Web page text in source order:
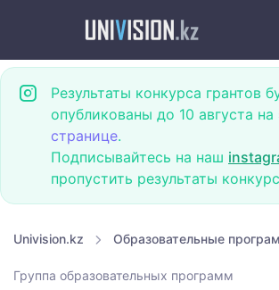
Результаты конкурса грантов
опубликованы до 10 августа на
странице.
Подписывайтесь на наш
пропустить результаты
Univision.kz Образовательные
Группа образовательных программ